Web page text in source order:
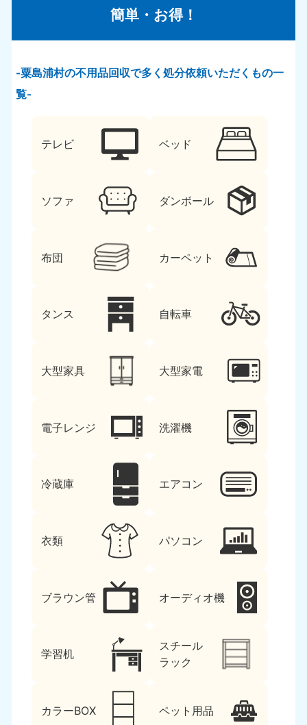
簡単・お得！
粟島浦村の不用品回収で多く処分依頼いただくもの一
覧
テレビ ベッド
ソファ ダンボール
布団 カーペット
タンス 自転車
大型家具 大型家電
電子レンジ 洗濯機
冷蔵庫 エアコン
衣類 パソコン
ブラウン管 オーディオ機
学習机
スチール
ラック
カラーBOX ペット用品